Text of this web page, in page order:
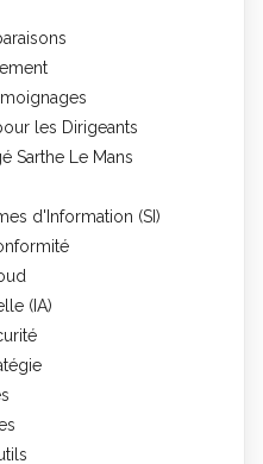
les Dirigeants
Sarthe Le Mans
d'Information (SI)
(IA)